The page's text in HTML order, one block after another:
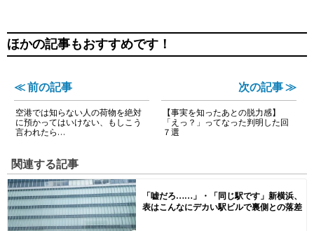
ほかの記事もおすすめです！
≪ 前の記事
空港では知らない人の荷物を絶対
に預かってはいけない、もしこう
言われたら…
次の記事 ≫
【事実を知ったあとの脱力感】
「えっ？」ってなった判明した回
７選
関連する記事
「嘘だろ……」・「同じ駅です」新横浜、
表はこんなにデカい駅ビルで裏側との落差